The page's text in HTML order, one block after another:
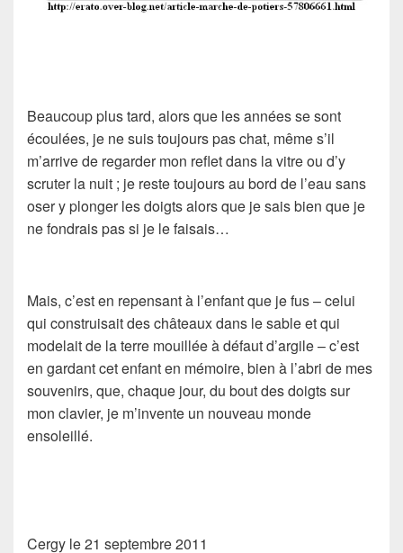
Beaucoup plus tard, alors que les années se sont
écoulées, je ne suis toujours pas chat, même s’il
m’arrive de regarder mon reflet dans la vitre ou d’y
scruter la nuit ; je reste toujours au bord de l’eau sans
oser y plonger les doigts alors que je sais bien que je
ne fondrais pas si je le faisais…
Mais, c’est en repensant à l’enfant que je fus – celui
qui construisait des châteaux dans le sable et qui
modelait de la terre mouillée à défaut d’argile – c’est
en gardant cet enfant en mémoire, bien à l’abri de mes
souvenirs, que, chaque jour, du bout des doigts sur
mon clavier, je m’invente un nouveau monde
ensoleillé.
Cergy le 21 septembre 2011